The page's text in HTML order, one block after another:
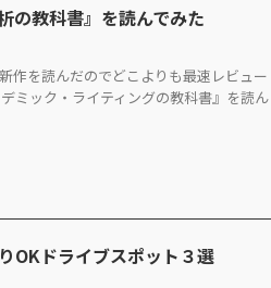
の教科書』を読んでみた
作を読んだのでどこよりも最速レビュー
ミック・ライティングの教科書』を読ん
OKドライブスポット３選